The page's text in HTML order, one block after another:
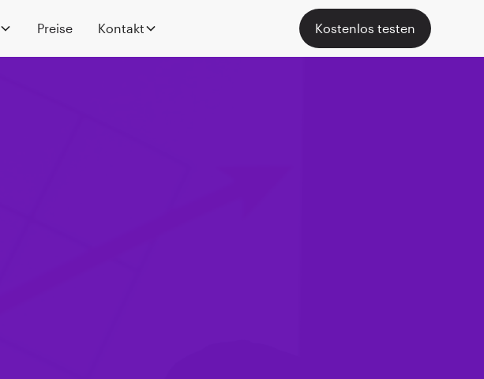
Preise Kontakt Kostenlos testen